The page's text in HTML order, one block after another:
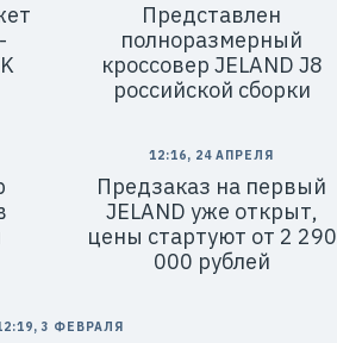
Представлен
полноразмерный
кроссовер JELAND J8
российской сборки
12:16, 24 АПРЕЛЯ
Предзаказ на первый
JELAND уже открыт,
цены стартуют от 2 290
000 рублей
3 ФЕВРАЛЯ